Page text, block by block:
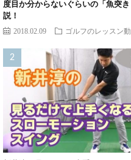
度目か分からないぐらいの「魚突
説！
2018.02.09 ゴルフのレッスン